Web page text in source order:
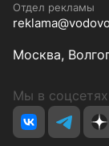
Отдел рекламы
Москва,
Мы в соцсетях